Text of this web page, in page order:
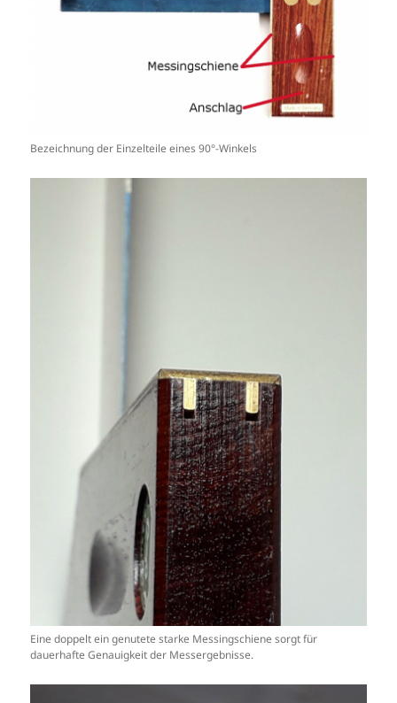
Bezeichnung der Einzelteile eines 90°-Winkels
Eine doppelt ein genutete starke Messingschiene sorgt für
dauerhafte Genauigkeit der Messergebnisse.